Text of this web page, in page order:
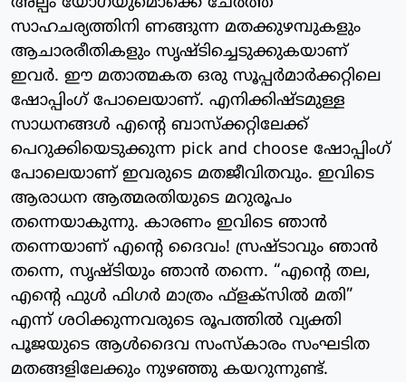
സാഹചര്യത്തിനി ണങ്ങുന്ന മതക്കുഴമ്പുകളും
ആചാരരീതികളും സൃഷ്ടിച്ചെടുക്കുകയാണ്
ഇവർ. ഈ മതാത്മകത ഒരു സൂപ്പർമാർക്കറ്റിലെ
ഷോപ്പിംഗ് പോലെയാണ്. എനിക്കിഷ്ടമുള്ള
സാധനങ്ങൾ എന്റെ ബാസ്ക്കറ്റിലേക്ക്
പെറുക്കിയെടുക്കുന്ന pick and choose ഷോപ്പിംഗ്
പോലെയാണ് ഇവരുടെ മതജീവിതവും. ഇവിടെ
ആരാധന ആത്മരതിയുടെ മറുരൂപം
തന്നെയാകുന്നു. കാരണം ഇവിടെ ഞാൻ
തന്നെയാണ് എന്റെ ദൈവം! സ്രഷ്ടാവും ഞാൻ
തന്നെ, സൃഷ്ടിയും ഞാൻ തന്നെ. “എന്റെ തല,
എന്റെ ഫുൾ ഫിഗർ മാത്രം ഫ്ളക്സിൽ മതി”
എന്ന് ശഠിക്കുന്നവരുടെ രൂപത്തിൽ വ്യക്തി
പൂജയുടെ ആൾദൈവ സംസ്കാരം സംഘടിത
മതങ്ങളിലേക്കും നുഴഞ്ഞു കയറുന്നുണ്ട്.